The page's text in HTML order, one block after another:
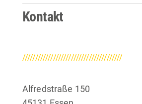
Kontakt
///////////////////////////////////////
Alfredstraße 150